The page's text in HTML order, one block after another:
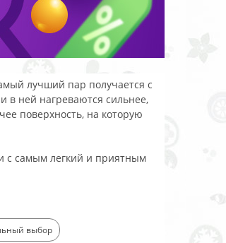
лучший пар получается с
в ней нагреваются сильнее,
поверхность, на которую
с самым легкий и приятным
выбор